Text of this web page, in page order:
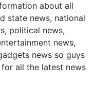
about all
state news, national
political news,
news,
news so guys
all the latest news